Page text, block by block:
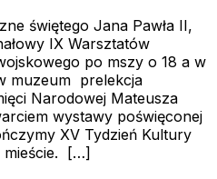
świętego Jana Pawła II,
IX Warsztatów
po mszy o 18 a w
muzeum prelekcja
Narodowej Mateusza
wystawy poświęconej
XV Tydzień Kultury
mieście. […]